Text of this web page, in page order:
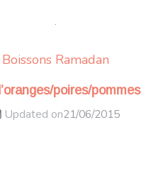
Boissons Ramadan
poires/pommes
Updated on21/06/2015